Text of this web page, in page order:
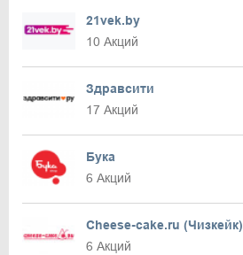
21vek.by
10 Акций
Здравсити
17 Акций
Бука
6 Акций
Cheese-cake.ru (Чизкейк)
6 Акций